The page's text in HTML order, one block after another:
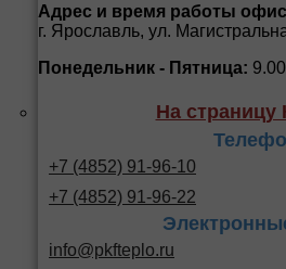
Адрес и время работы
г. Ярославль, ул.
Понедельник - Пятница:
На страницу
+7 (4852) 91-96-10
+7 (4852) 91-96-22
info@pkfteplo.ru